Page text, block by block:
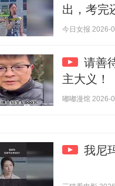
出，考完
今日女报 2026-
请善
主大义！
嘟嘟漫馆 2026-
我尼